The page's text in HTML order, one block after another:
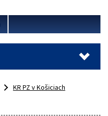
KR PZ v Košiciach